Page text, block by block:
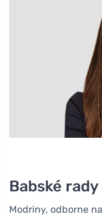
Babské
Modriny, odborne